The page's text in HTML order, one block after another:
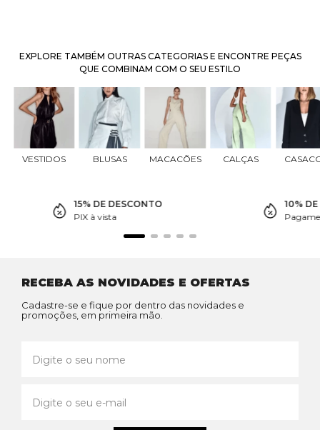
EXPLORE TAMBÉM OUTRAS CATEGORIAS E ENCONTRE PEÇAS
QUE COMBINAM COM O SEU ESTILO
VESTIDOS BLUSAS MACACÕES CALÇAS
15% DE DESCONTO
PIX à vista
10%
RECEBA AS NOVIDADES E OFERTAS
Cadastre-se e fique por dentro das novidades e
promoções, em primeira mão.